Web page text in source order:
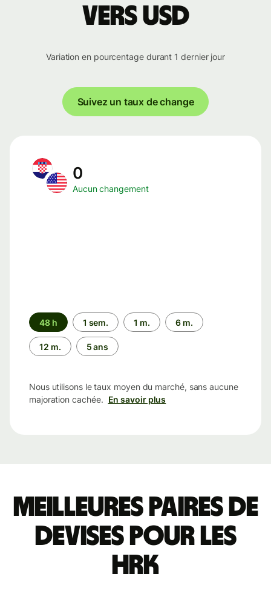
vers USD
Variation en pourcentage durant 1 dernier jour
Suivez un taux de change
0
Aucun changement
Période
48 h 1 sem. 1 m. 6 m.
12 m. 5 ans
Nous utilisons le taux moyen du marché, sans aucune
majoration cachée. En savoir plus
Meilleures paires de
devises pour les
HRK